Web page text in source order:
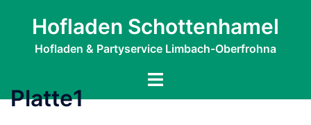
springen
Hofladen Schottenhamel
Hofladen & Partyservice Limbach-Oberfrohna
Menü
Platte1